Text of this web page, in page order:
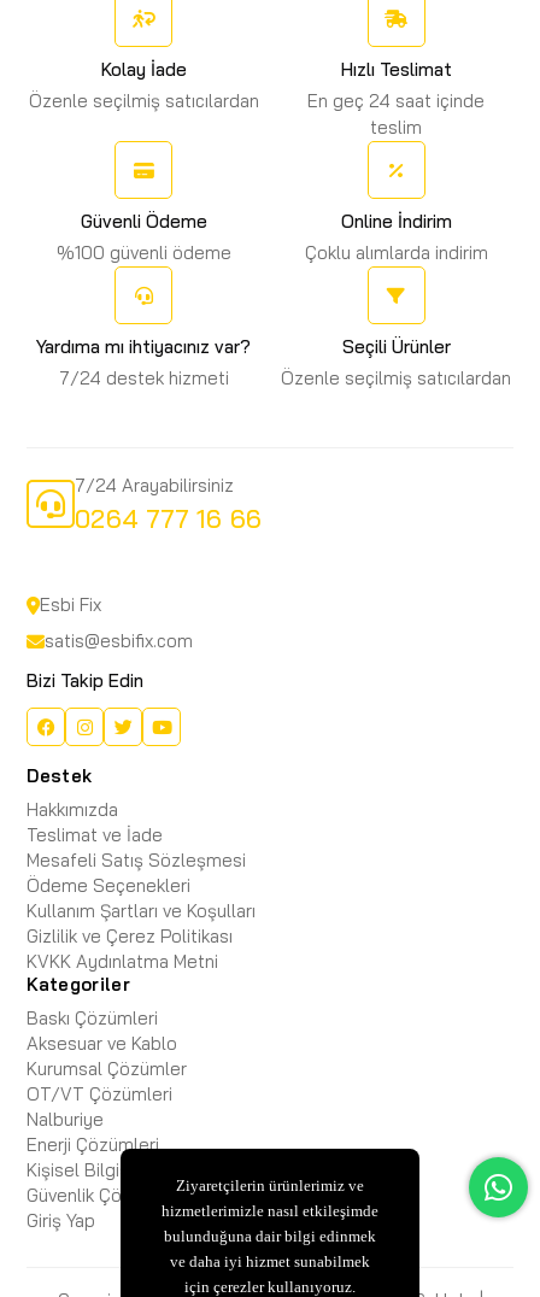
Kolay İade
Özenle seçilmiş satıcılardan
Hızlı Teslimat
En geç 24 saat içinde
teslim
Güvenli Ödeme
%100 güvenli ödeme
Online İndirim
Çoklu alımlarda indirim
Yardıma mı ihtiyacınız var?
7/24 destek hizmeti
Seçili Ürünler
Özenle seçilmiş satıcılardan
7/24 Arayabilirsiniz
0264 777 16 66
Esbi Fix
satis@esbifix.com
Bizi Takip Edin
Destek
Hakkımızda
Teslimat ve İade
Mesafeli Satış Sözleşmesi
Ödeme Seçenekleri
Kullanım Şartları ve Koşulları
Gizlilik ve Çerez Politikası
KVKK Aydınlatma Metni
Kategoriler
Baskı Çözümleri
Aksesuar ve Kablo
Kurumsal Çözümler
OT/VT Çözümleri
Nalburiye
Enerji Çözümleri
Kişisel Bilgisayar
Güvenlik Çözümleri
Giriş Yap
Ziyaretçilerin ürünlerimiz ve
hizmetlerimizle nasıl etkileşimde
bulunduğuna dair bilgi edinmek
ve daha iyi hizmet sunabilmek
için çerezler kullanıyoruz.